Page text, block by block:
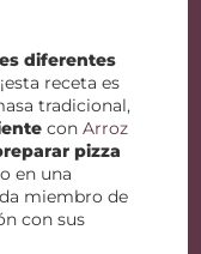
diferentes
receta es
tradicional,
conArroz
pizza
en una
miembro de
con sus